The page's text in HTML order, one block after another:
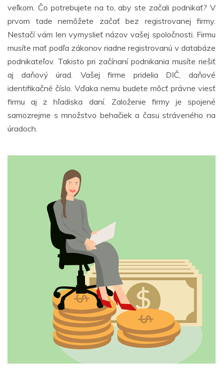
veľkom. Čo potrebujete na to, aby ste začali podnikať? V
prvom tade nemôžete začať bez registrovanej firmy.
Nestačí vám len vymyslieť názov vašej spoločnosti. Firmu
musíte mať podľa zákonov riadne registrovanú v databáze
podnikateľov. Takisto pri začínaní podnikania musíte riešiť
aj daňový úrad. Vašej firme pridelia DIČ, daňové
identifikačné číslo. Vďaka nemu budete môcť právne viesť
firmu aj z hľadiska daní. Založenie firmy je spojené
samozrejme s množstvo behačiek a času stráveného na
úradoch.